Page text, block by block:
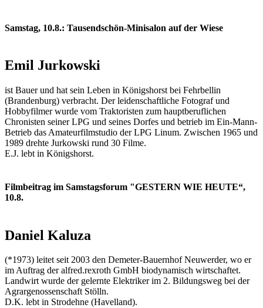
Samstag, 10.8.: Tausendschön-Minisalon auf der Wiese
Emil Jurkowski
ist Bauer und hat sein Leben in Königshorst bei Fehrbellin
(Brandenburg) verbracht. Der leidenschaftliche Fotograf und
Hobbyfilmer wurde vom Traktoristen zum hauptberuflichen
Chronisten seiner LPG und seines Dorfes und betrieb im Ein-Mann-
Betrieb das Amateurfilmstudio der LPG Linum. Zwischen 1965 und
1989 drehte Jurkowski rund 30 Filme.
E.J. lebt in Königshorst.
Filmbeitrag im Samstagsforum "GESTERN WIE HEUTE“,
10.8.
Daniel Kaluza
(*1973) leitet seit 2003 den Demeter-Bauernhof Neuwerder, wo er
im Auftrag der alfred.rexroth GmbH biodynamisch wirtschaftet.
Landwirt wurde der gelernte Elektriker im 2. Bildungsweg bei der
Agrargenossenschaft Stölln.
D.K. lebt in Strodehne (Havelland).